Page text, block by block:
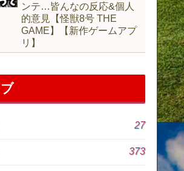
ンテ…皆んなの反応&個人
的意見【怪獣8号 THE
GAME】【新作ゲームアプ
リ】
27
373